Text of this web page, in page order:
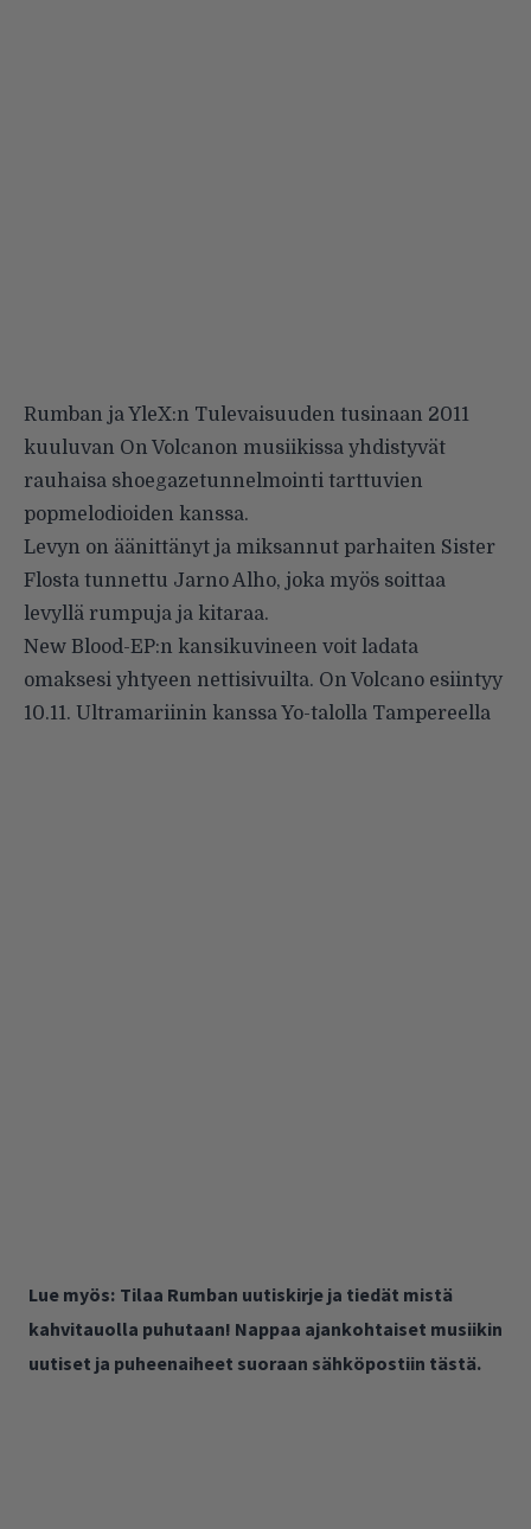
Rumban ja YleX:n Tulevaisuuden tusinaan 2011
kuuluvan On Volcanon musiikissa yhdistyvät
rauhaisa shoegazetunnelmointi tarttuvien
popmelodioiden kanssa.
Levyn on äänittänyt ja miksannut parhaiten Sister
Flosta tunnettu Jarno Alho, joka myös soittaa
levyllä rumpuja ja kitaraa.
New Blood-EP:n kansikuvineen voit ladata
omaksesi yhtyeen nettisivuilta. On Volcano esiintyy
10.11. Ultramariinin kanssa Yo-talolla Tampereella
Lue myös: Tilaa Rumban uutiskirje ja tiedät mistä
kahvitauolla puhutaan! Nappaa ajankohtaiset musiikin
uutiset ja puheenaiheet suoraan sähköpostiin tästä.